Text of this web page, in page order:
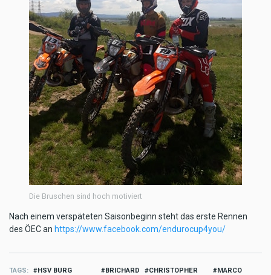
Die Bruschen sind hoch motiviert
Nach einem verspäteten Saisonbeginn steht das erste Rennen
des ÖEC an https://www.facebook.com/endurocup4you/
TAGS
HSV BURG
BRICHARD
CHRISTOPHER
MARCO